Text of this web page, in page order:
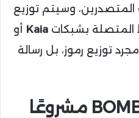
وسيتم توزيع
المتصلة بشبكات Kaia أو
توزيع رموز، بل رسالة
لماذا تُعد عملة BOMB مشروعًا